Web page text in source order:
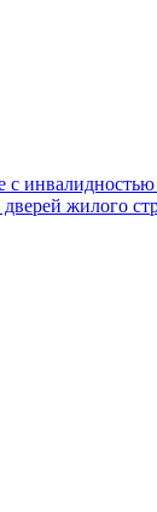
жилого